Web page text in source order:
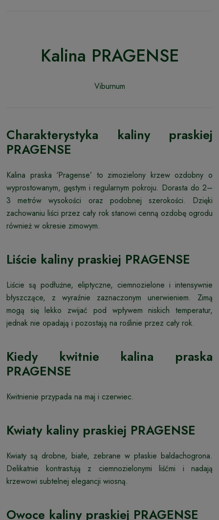
Kalina PRAGENSE
Viburnum
Charakterystyka kaliny praskiej
PRAGENSE
Kalina praska ‘Pragense’ to zimozielony krzew ozdobny o
wyprostowanym, gęstym i regularnym pokroju. Dorasta do 2–
3 metrów wysokości oraz podobnej szerokości. Dzięki
zachowaniu liści przez cały rok stanowi cenną ozdobę ogrodu
również w okresie zimowym.
Liście kaliny praskiej PRAGENSE
Liście są podłużne, eliptyczne, ciemnozielone i intensywnie
błyszczące, z wyraźnie zaznaczonym unerwieniem. Zimą
mogą się lekko zwijać pod wpływem niskich temperatur,
jednak nie opadają i pozostają na roślinie przez cały rok.
Kiedy kwitnie kalina praska
PRAGENSE
Kwitnienie przypada na maj i czerwiec.
Kwiaty kaliny praskiej PRAGENSE
Kwiaty są drobne, białe, zebrane w płaskie baldachogrona.
Delikatnie kontrastują z ciemnozielonymi liśćmi i nadają
krzewowi subtelnej elegancji wiosną.
Owoce kaliny praskiej PRAGENSE